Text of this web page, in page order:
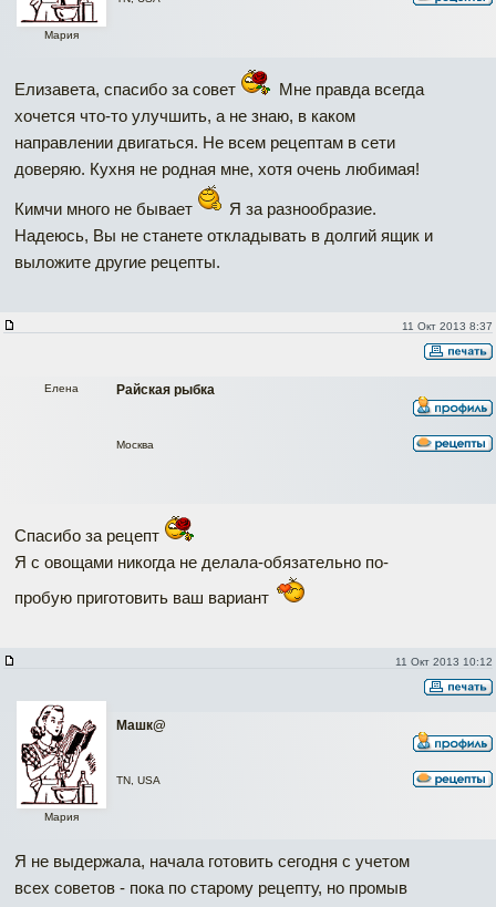
Мария
Елизавета, спасибо за совет
Мне правда всегда
хочется что-то улучшить, а не знаю, в каком
направлении двигаться. Не всем рецептам в сети
доверяю. Кухня не родная мне, хотя очень любимая!
Кимчи много не бывает
Я за разнообразие.
Надеюсь, Вы не станете откладывать в долгий ящик и
выложите другие рецепты.
11 Окт 2013 8:37
Райская рыбка
Елена
Москва
Спасибо за рецепт
Я с овощами никогда не делала-обязательно по-
пробую приготовить ваш вариант
11 Окт 2013 10:12
Машк@
Мария
TN, USA
Я не выдержала, начала готовить сегодня с учетом
всех советов - пока по старому рецепту, но промыв